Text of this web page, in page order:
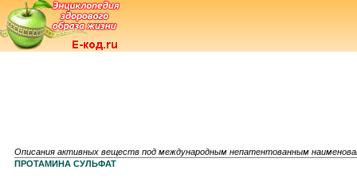
Описания активных веществ под международным непатентованным
ПРОТАМИНА СУЛЬФАТ